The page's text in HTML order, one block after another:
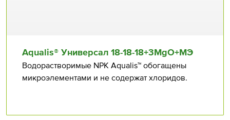
Aqualis® Универсал 18⁠⁠-18⁠⁠-18+3MgO+МЭ
Водорастворимые NPK Aqualis™ обогащены
микроэлементами и не содержат хлоридов.